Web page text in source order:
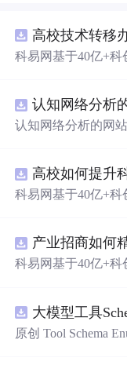
科易网基于40亿+
新领域的AI+数智
智能化发展。
认知网络分析的网站
高校如何提升
科易网基于40亿+
新领域的AI+数智
智能化发展。
科易网基于40亿+
新领域的AI+数智
智能化发展。
原创 Tool Schema